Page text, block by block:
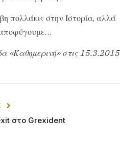
πολλάκις στην Ιστορία, αλλά
αποφύγουμε…
«Καθημερινή» στις 15.3.2015
στο Grexident